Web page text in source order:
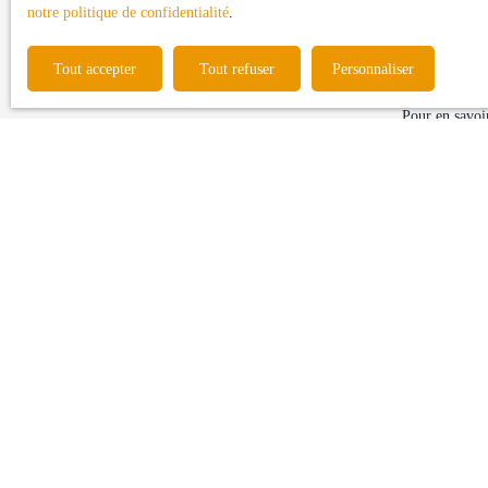
Société
Pour en
notre politique de confidentialité.
Tout accepter Tout refuser Personnaliser